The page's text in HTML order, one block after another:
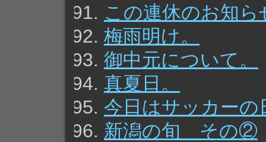
この連休のお知ら
梅雨明け。
御中元について。
真夏日。
今日はサッカーの
新潟の旬 その②